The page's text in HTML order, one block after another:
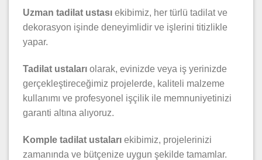
Uzman tadilat ustası ekibimiz, her türlü tadilat ve
dekorasyon işinde deneyimlidir ve işlerini titizlikle
yapar.
Tadilat ustaları olarak, evinizde veya iş yerinizde
gerçekleştireceğimiz projelerde, kaliteli malzeme
kullanımı ve profesyonel işçilik ile memnuniyetinizi
garanti altına alıyoruz.
Komple tadilat ustaları ekibimiz, projelerinizi
zamanında ve bütçenize uygun şekilde tamamlar.